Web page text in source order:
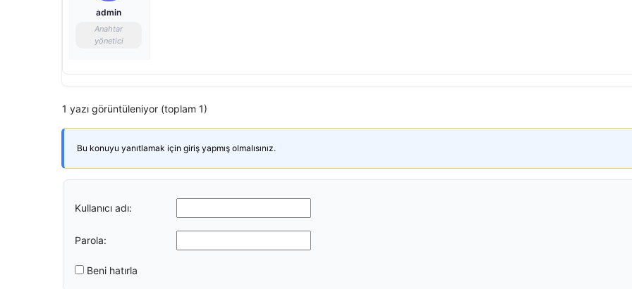
admin
Anahtar
yönetici
1 yazı görüntüleniyor (toplam 1)
Bu konuyu yanıtlamak için giriş yapmış olmalısınız.
Kullanıcı adı:
Parola:
Beni hatırla